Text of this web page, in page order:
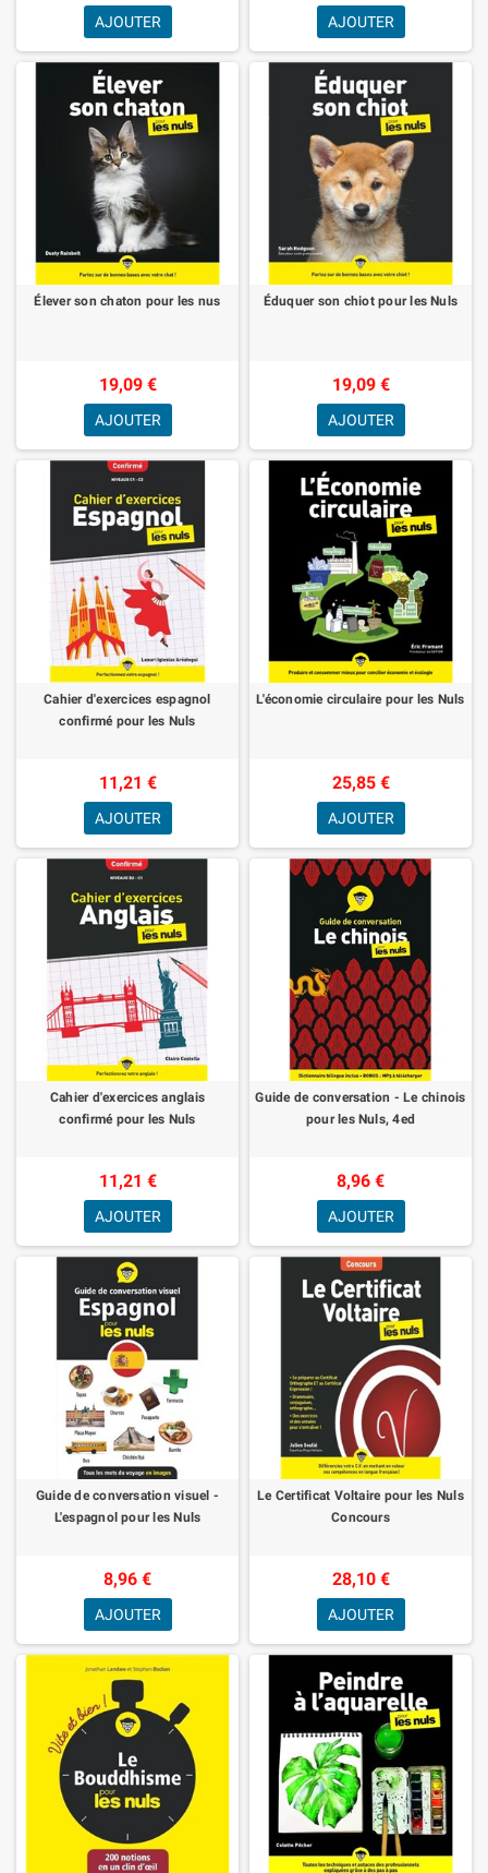
AJOUTER AJOUTER
Élever son chaton pour les nus
19,09 €
AJOUTER
Éduquer son chiot pour les Nuls
19,09 €
AJOUTER
Cahier d'exercices espagnol
confirmé pour les Nuls
11,21 €
AJOUTER
L'économie circulaire pour les Nuls
25,85 €
AJOUTER
Cahier d'exercices anglais
confirmé pour les Nuls
11,21 €
AJOUTER
Guide de conversation - Le chinois
pour les Nuls, 4ed
8,96 €
AJOUTER
Guide de conversation visuel -
L'espagnol pour les Nuls
8,96 €
AJOUTER
Le Certificat Voltaire pour les Nuls
Concours
28,10 €
AJOUTER